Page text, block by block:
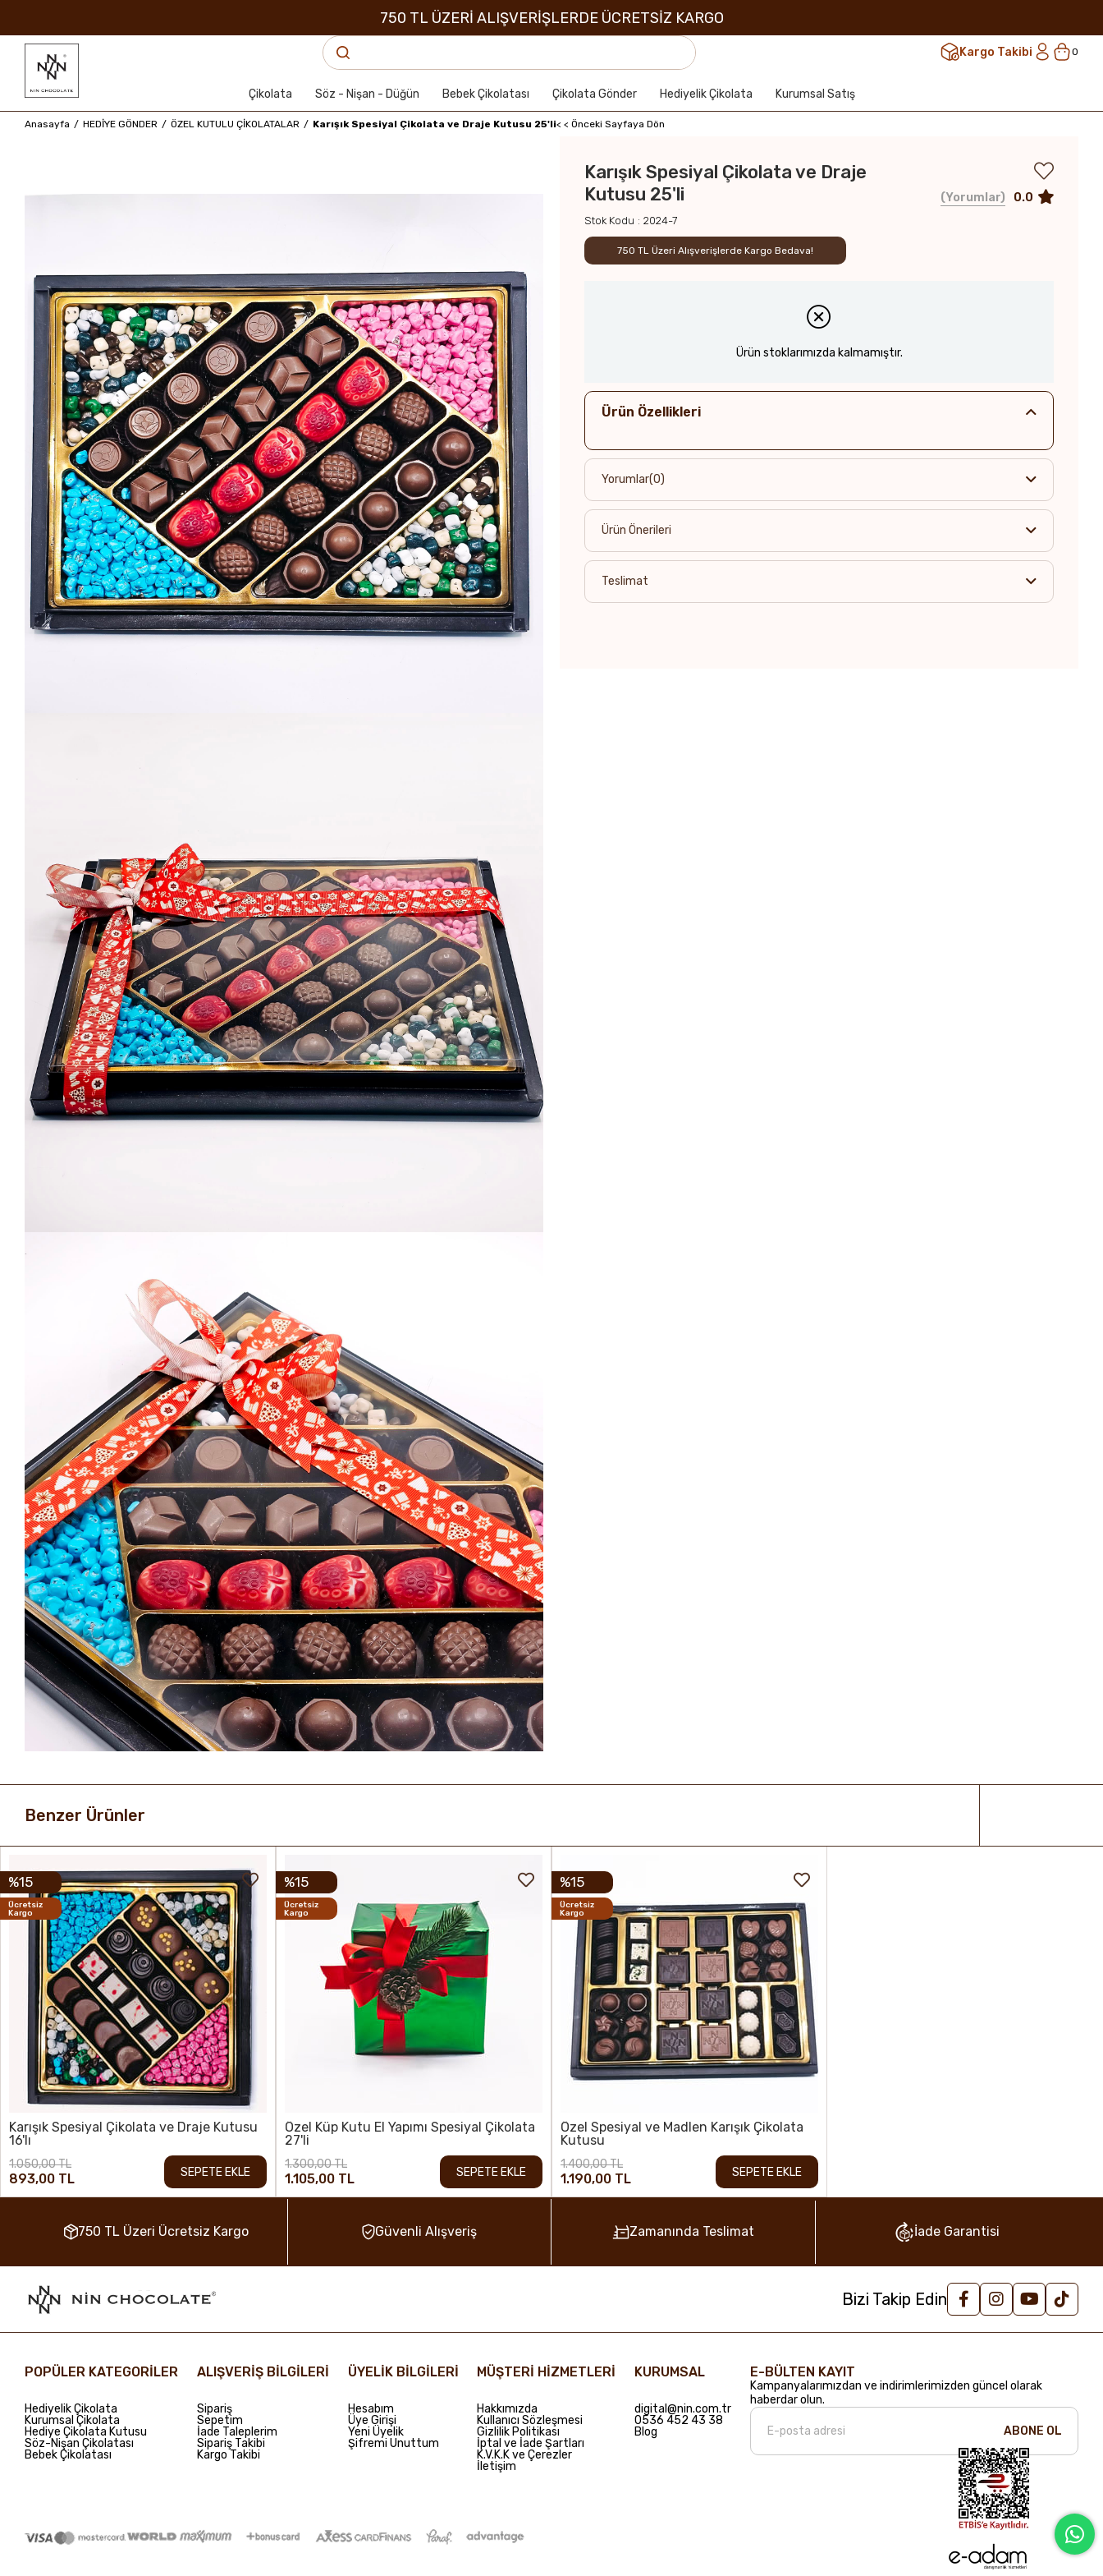
750 TL ÜZERİ ALIŞVERİŞLERDE ÜCRETSİZ KARGO
Kargo Takibi 0
Çikolata Söz - Nişan - Düğün Bebek Çikolatası Çikolata Gönder Hediyelik Çikolata Kurumsal Satış
Anasayfa HEDİYE GÖNDER ÖZEL KUTULU ÇİKOLATALAR Karışık Spesiyal Çikolata ve Draje Kutusu 25'li< < Önceki Sayfaya Dön
Karışık Spesiyal Çikolata ve Draje
Kutusu 25'li
Stok Kodu 2024-7
750 TL Üzeri Alışverişlerde Kargo Bedava!
0.0
Yorumlar
Ürün stoklarımızda kalmamıştır.
Ürün Özellikleri
Yorumlar(0)
Ürün Önerileri
Teslimat
Benzer Ürünler
Karışık Spesiyal Çikolata ve Draje Kutusu
16'lı
893,00 TL
1.050,00 TL
SEPETE EKLE
%15
Ücretsiz
Kargo
Özel Küp Kutu El Yapımı Spesiyal Çikolata
27'li
1.105,00 TL
1.300,00 TL
SEPETE EKLE
%15
Ücretsiz
Kargo
Özel Spesiyal ve Madlen Karışık Çikolata
Kutusu
1.190,00 TL
1.400,00 TL
SEPETE EKLE
%15
Ücretsiz
Kargo
750 TL Üzeri Ücretsiz Kargo Güvenli Alışveriş Zamanında Teslimat İade Garantisi
Bizi Takip Edin
POPÜLER KATEGORİLER
Hediyelik Çikolata
Kurumsal Çikolata
Hediye Çikolata Kutusu
Söz-Nişan Çikolatası
Bebek Çikolatası
ALIŞVERİŞ BİLGİLERİ
Sipariş
Sepetim
İade Taleplerim
Sipariş Takibi
Kargo Takibi
ÜYELİK BİLGİLERİ
Hesabım
Üye Girişi
Yeni Üyelik
Şifremi Unuttum
MÜŞTERİ HİZMETLERİ
Hakkımızda
Kullanıcı Sözleşmesi
Gizlilik Politikası
İptal ve İade Şartları
K.V.K.K ve Çerezler
İletişim
KURUMSAL
digital@nin.com.tr
0536 452 43 38
Blog
E-BÜLTEN KAYIT
Kampanyalarımızdan ve indirimlerimizden güncel olarak
haberdar olun.
ABONE OL